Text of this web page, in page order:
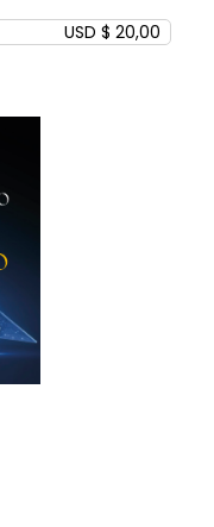
USD $ 20,00